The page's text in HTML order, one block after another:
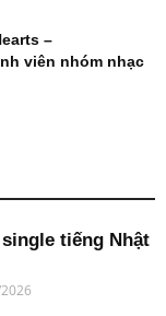
–
viên nhóm nhạc
tiếng Nhật